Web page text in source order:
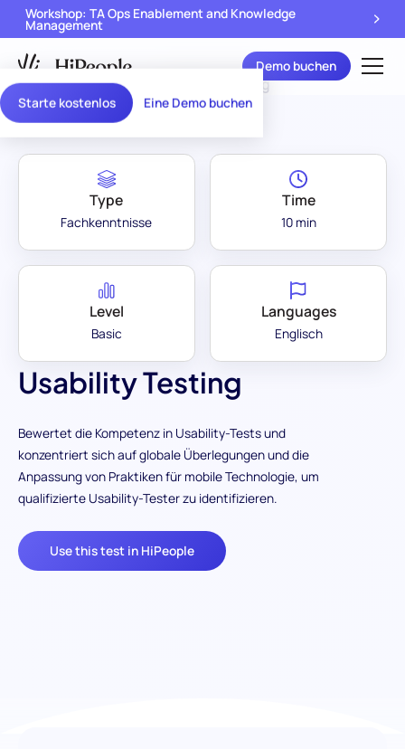
Starte kostenlos Eine Demo buchen
Workshop: TA Ops Enablement and Knowledge
Management
Demo buchen
Assessment Library Usability Testing
Usability Testing
Bewertet die Kompetenz in Usability-Tests und
konzentriert sich auf globale Überlegungen und die
Anpassung von Praktiken für mobile Technologie, um
qualifizierte Usability-Tester zu identifizieren.
Use this test in HiPeople
Type
Fachkenntnisse
Time
10 min
Level
Basic
Languages
Englisch